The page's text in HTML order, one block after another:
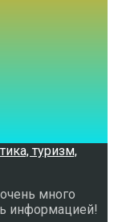
много
информацией!